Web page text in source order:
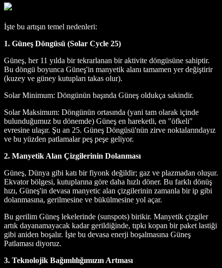
İşte bu artışın temel nedenleri:
1. Güneş Döngüsü (Solar Cycle 25)
Güneş, her 11 yılda bir tekrarlanan bir aktivite döngüsüne sahiptir.
Bu döngü boyunca Güneş'in manyetik alanı tamamen yer değiştirir
(kuzey ve güney kutupları takas olur).
Solar Minimum: Döngünün başında Güneş oldukça sakindir.
Solar Maksimum: Döngünün ortasında (yani tam olarak içinde
bulunduğumuz bu dönemde) Güneş en hareketli, en "öfkeli"
evresine ulaşır. Şu an 25. Güneş Döngüsü'nün zirve noktalarındayız
ve bu yüzden patlamalar peş peşe geliyor.
2. Manyetik Alan Çizgilerinin Dolanması
Güneş, Dünya gibi katı bir fiyonk değildir; gaz ve plazmadan oluşur.
Ekvator bölgesi, kutuplarına göre daha hızlı döner. Bu farklı dönüş
hızı, Güneş'in devasa manyetic alan çizgilerinin zamanla bir ip gibi
dolanmasına, gerilmesine ve bükülmesine yol açar.
Bu gerilim Güneş lekelerinde (sunspots) birikir. Manyetik çizgiler
artık dayanamayacak kadar gerildiğinde, tıpkı kopan bir paket lastiği
gibi aniden boşalır. İşte bu devasa enerji boşalmasına Güneş
Patlaması diyoruz.
3. Teknolojik Bağımlılığımızın Artması